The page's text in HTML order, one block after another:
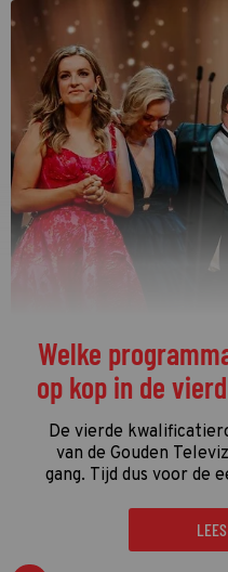
De
Idaho Murders:
De driedelige
College Nightmaregaat
moordzaken van